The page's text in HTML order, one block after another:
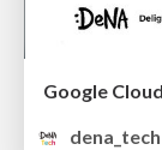
dena_tech